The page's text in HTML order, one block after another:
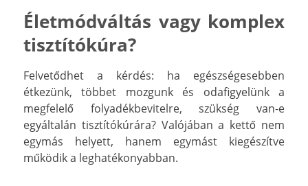
Életmódváltás vagy komplex
tisztítókúra?
Felvetődhet a kérdés: ha egészségesebben
étkezünk, többet mozgunk és odafigyelünk a
megfelelő folyadékbevitelre, szükség van-e
egyáltalán tisztítókúrára? Valójában a kettő nem
egymás helyett, hanem egymást kiegészítve
működik a leghatékonyabban.